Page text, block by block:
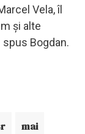
Vela, îl
și alte
Bogdan.
mai